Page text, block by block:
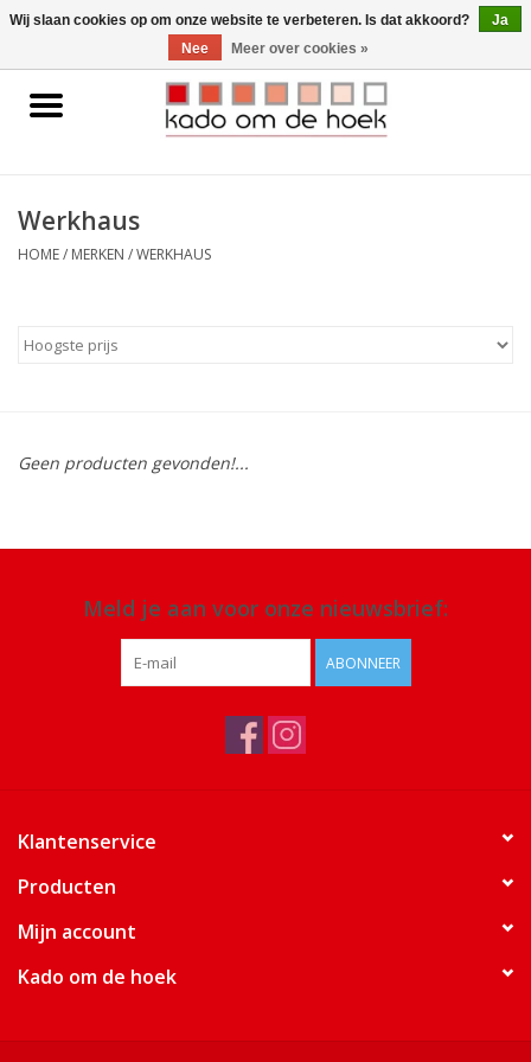
0 Artikelen - €0,00
Home
Gadgets
Werkhaus
HOME/ MERKEN /WERKHAUS
Geen producten gevonden!...
Meld je aan voor onze nieuwsbrief:
ABONNEER
Klantenservice
Producten
Mijn account
Kado om de hoek
Wij slaan cookies op om onze website te verbeteren. Is dat akkoord?
Ja
Nee
Meer over cookies »